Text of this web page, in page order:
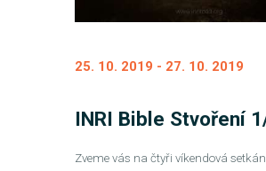
25. 10. 2019 - 27. 10. 2019
INRI Bible Stvoření
Zveme vás na čtyři víkendová